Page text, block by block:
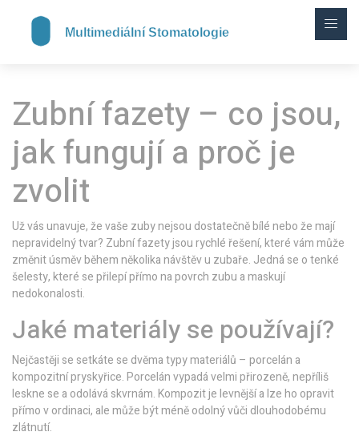
Zubní fazety – co jsou,
jak fungují a proč je
zvolit
Už vás unavuje, že vaše zuby nejsou dostatečně bílé nebo že mají
nepravidelný tvar? Zubní fazety jsou rychlé řešení, které vám může
změnit úsměv během několika návštěv u zubaře. Jedná se o tenké
šelesty, které se přilepí přímo na povrch zubu a maskují
nedokonalosti.
Jaké materiály se používají?
Nejčastěji se setkáte se dvěma typy materiálů – porcelán a
kompozitní pryskyřice. Porcelán vypadá velmi přirozeně, nepříliš
leskne se a odolává skvrnám. Kompozit je levnější a lze ho opravit
přímo v ordinaci, ale může být méně odolný vůči dlouhodobému
zlátnutí.